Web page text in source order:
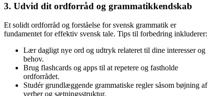
3. Udvid dit ordforråd og grammatikkendskab
Et solidt ordforråd og forståelse for svensk grammatik er
fundamentet for effektiv svensk tale. Tips til forbedring inkluderer:
Lær dagligt nye ord og udtryk relateret til dine interesser og
behov.
Brug flashcards og apps til at repetere og fastholde
ordforrådet.
Studér grundlæggende grammatiske regler såsom bøjning af
verber og sætningsstruktur.